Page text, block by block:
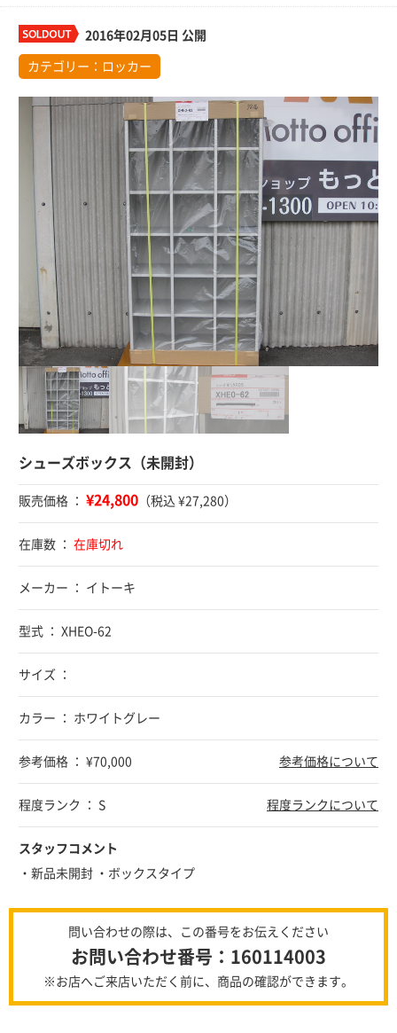
2016年02月05日 公開
カテゴリー： ロッカー
シューズボックス（未開封）
販売価格 ： ¥24,800 （税込 ¥27,280）
在庫数 ： 在庫切れ
メーカー ： イトーキ
型式 ： XHEO-62
サイズ ：
カラー ： ホワイトグレー
参考価格 ： ¥70,000 参考価格について
程度ランク ： S 程度ランクについて
スタッフコメント
・新品未開封 ・ボックスタイプ
問い合わせの際は、この番号をお伝えください
お問い合わせ番号：160114003
※お店へご来店いただく前に、商品の確認ができます。